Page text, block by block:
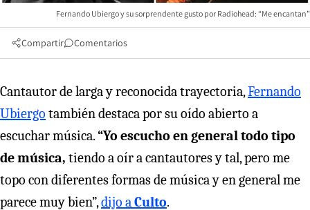
Fernando Ubiergo y su sorprendente gusto por Radiohead: “Me encantan”
Compartir Comentarios
Cantautor de larga y reconocida trayectoria,Fernando
Ubiergo también destaca por su oído abierto a
escuchar música.“Yo escucho en general todo tipo
de música, tiendo a oír a cantautores y tal, pero me
topo con diferentes formas de música y en general me
parece muy bien”,dijo aCulto.